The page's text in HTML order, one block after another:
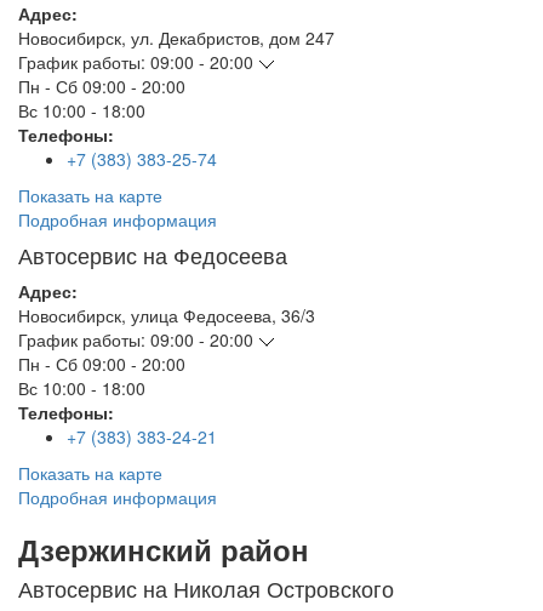
Адрес:
Новосибирск, ул. Декабристов, дом 247
График работы: 09:00 - 20:00
Пн - Сб 09:00 - 20:00
Вс 10:00 - 18:00
Телефоны:
+7 (383) 383-25-74
Показать на карте
Подробная информация
Автосервис на Федосеева
Адрес:
Новосибирск, улица Федосеева, 36/3
График работы: 09:00 - 20:00
Пн - Сб 09:00 - 20:00
Вс 10:00 - 18:00
Телефоны:
+7 (383) 383-24-21
Показать на карте
Подробная информация
Дзержинский район
Автосервис на Николая Островского